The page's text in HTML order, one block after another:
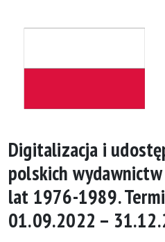
Digitalizacja i
polskich
lat 1976-1989.
01.09.2022 –